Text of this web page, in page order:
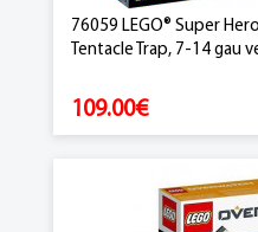
76059 LEGO® Super
Tentacle Trap, 7-14 gau
109.00€